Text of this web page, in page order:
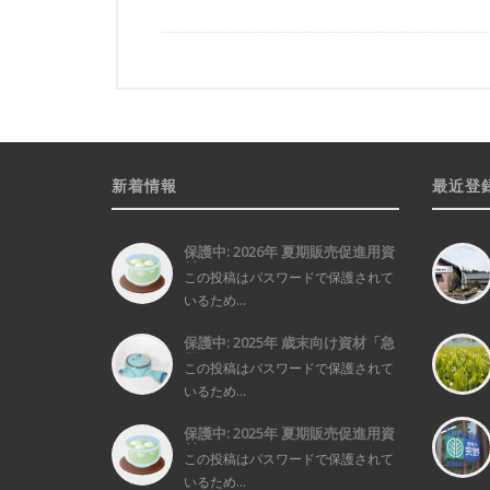
新着情報
保護中: 2026年 夏期販売促進用資
材...
この投稿はパスワードで保護されて
いるため...
保護中: 2025年 歳末向け資材「急
須...
この投稿はパスワードで保護されて
いるため...
保護中: 2025年 夏期販売促進用資
材...
この投稿はパスワードで保護されて
いるため...
最近登